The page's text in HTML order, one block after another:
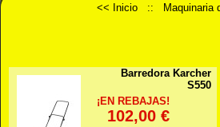
<< Inicio :: Maquinaria
Barredora Karcher
S550
¡EN REBAJAS!
102,00 €